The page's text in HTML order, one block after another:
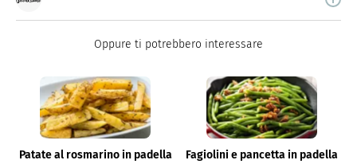
quale trovi idee veloci, facili e spiegate passo passo.
Oppure ti potrebbero interessare
Patate al rosmarino in padella
Fagiolini e pancetta in padella